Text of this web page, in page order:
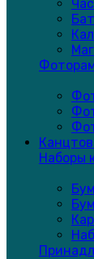
Наборы